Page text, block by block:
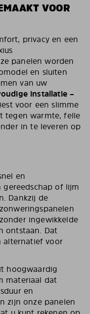
VOOR
privacy en een
panelen worden
en sluiten
van uw
installatie –
voor een slimme
tegen warmte, felle
in te leveren op
en
gereedschap of lijm
Dankzij de
ingewikkelde
ontstaan. Dat
alternatief voor
hoogwaardig
materiaal dat
en
zijn onze panelen